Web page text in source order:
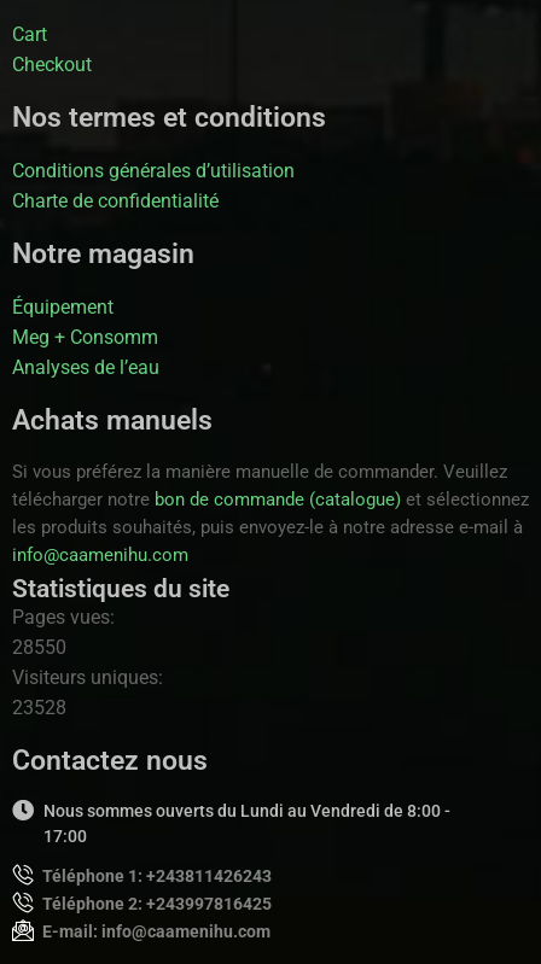
Cart
Checkout
Nos termes et conditions
Conditions générales d’utilisation
Charte de confidentialité
Notre magasin
Équipement
Meg + Consomm
Analyses de l’eau
Achats manuels
Si vous préférez la manière manuelle de commander. Veuillez
télécharger notre bon de commande (catalogue) et sélectionnez
les produits souhaités, puis envoyez-le à notre adresse e-mail à
info@caamenihu.com
Statistiques du site
Pages vues:
28550
Visiteurs uniques:
23528
Contactez nous
Nous sommes ouverts du Lundi au Vendredi de 8:00 -
17:00
Téléphone 1: +243811426243
Téléphone 2: +243997816425
E-mail: info@caamenihu.com